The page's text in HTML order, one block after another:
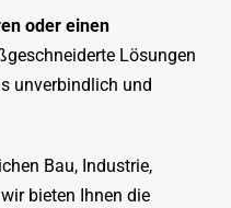
oder einen
Lösungen
unverbindlich und
Bau, Industrie,
bieten Ihnen die